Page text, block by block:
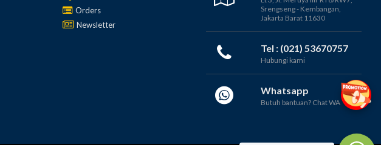
Orders
Newsletter
Srengseng - Kembangan,
Jakarta Barat 11630
Tel : (021) 53670757
Hubungi kami
Whatsapp
Butuh bantuan? Chat WA